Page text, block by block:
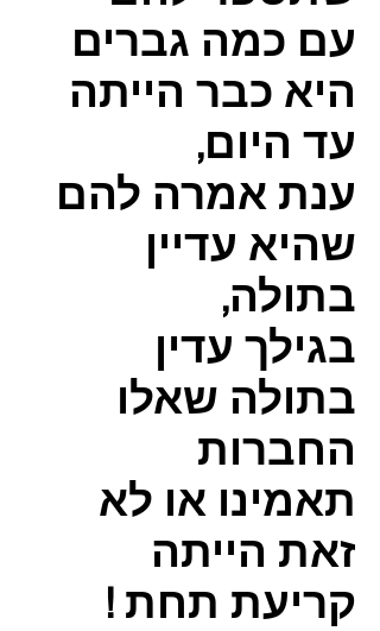
עם כמה גברים
היא כבר הייתה
עד היום,
ענת אמרה להם
שהיא עדיין
בתולה,
בגילך עדין
בתולה שאלו
החברות
תאמינו או לא
זאת הייתה
קריעת תחת !